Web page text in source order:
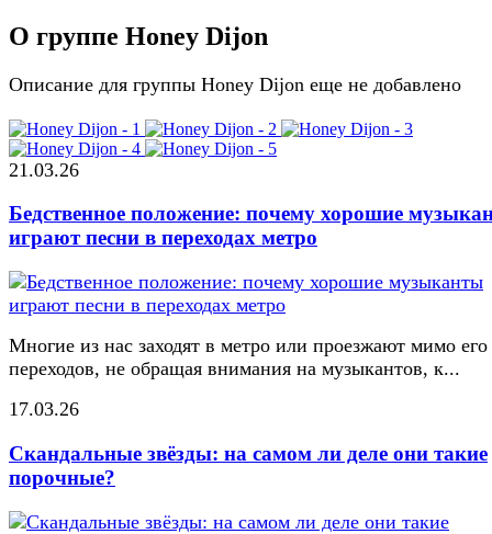
О группе Honey Dijon
Описание для группы Honey Dijon еще не добавлено
21.03.26
Бедственное положение: почему хорошие
играют песни в переходах метро
Многие из нас заходят в метро или проезжают мимо его
переходов, не обращая внимания на музыкантов, к...
17.03.26
Скандальные звёзды: на самом ли деле они такие
порочные?